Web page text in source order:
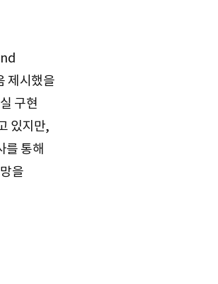
제시했을
구현
있지만,
를 통해
을